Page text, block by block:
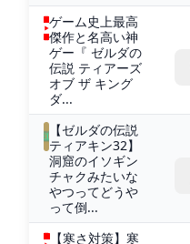
ゲーム史上最高
傑作と名高い神
ゲー『 ゼルダの
伝説 ティアーズ
オブ ザ キング
ダ...
【ゼルダの伝説
ティアキン32】
洞窟のイソギン
チャクみたいな
やつってどうや
って倒...
【寒さ対策】寒